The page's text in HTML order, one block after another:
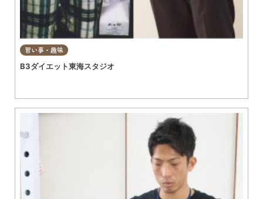
習い事・趣味
B3ダイエット東海スタジオ